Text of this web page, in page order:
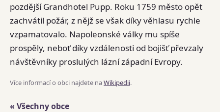
pozdější Grandhotel Pupp. Roku 1759 město opět
zachvátil požár, z nějž se však díky věhlasu rychle
vzpamatovalo. Napoleonské války mu spíše
prospěly, neboť díky vzdálenosti od bojišť převzaly
návštěvníky proslulých lázní západní Evropy.
Více informací o obci najdete naWikipedii.
« Všechny obce